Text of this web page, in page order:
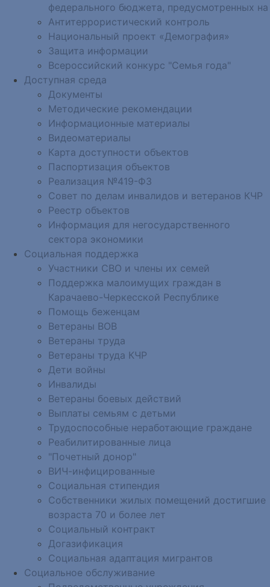
федерального бюджета, предусмотренных на
Антитеррористический контроль
Национальный проект «Демография»
Защита информации
Всероссийский конкурс "Семья года"
Доступная среда
Документы
Методические рекомендации
Информационные материалы
Видеоматериалы
Карта доступности объектов
Паспортизация объектов
Реализация №419-ФЗ
Совет по делам инвалидов и ветеранов КЧР
Реестр объектов
Информация для негосударственного
сектора экономики
Социальная поддержка
Участники СВО и члены их семей
Поддержка малоимущих граждан в
Карачаево-Черкесской Республике
Помощь беженцам
Ветераны ВОВ
Ветераны труда
Ветераны труда КЧР
Дети войны
Инвалиды
Ветераны боевых действий
Выплаты семьям с детьми
Трудоспособные неработающие граждане
Реабилитированные лица
"Почетный донор"
ВИЧ-инфицированные
Социальная стипендия
Собственники жилых помещений достигшие
возраста 70 и более лет
Социальный контракт
Догазификация
Социальная адаптация мигрантов
Социальное обслуживание